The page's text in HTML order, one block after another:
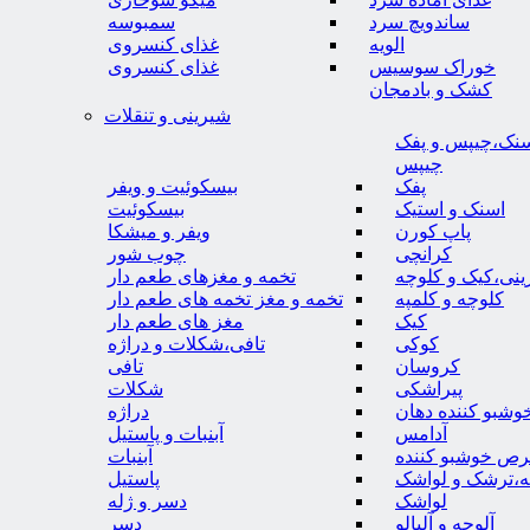
ساندویچ سرد
الویه
خوراک سوسیس
کشک و بادمجان
سمبوسه
غذای کنسروی
غذای کنسروی
شیرینی و تنقلات
و پفک
چیپس
پفک
اسنک و استیک
پاپ کورن
کرانچی
و کلوچه
کلوچه و کلمپه
کیک
کوکی
کروسان
پیراشکی
کننده دهان
آدامس
خوشبو کننده
و لواشک
لواشک
آلوچه و آلبالو
بیسکوئیت و ویفر
بیسکوئیت
ویفر و میشکا
چوب شور
تخمه و مغزهای طعم دار
تخمه و مغز تخمه های طعم دار
مغز های طعم دار
تافی،شکلات و دراژه
تافی
شکلات
دراژه
آبنبات و پاستیل
آبنبات
پاستیل
دسر و ژله
دسر